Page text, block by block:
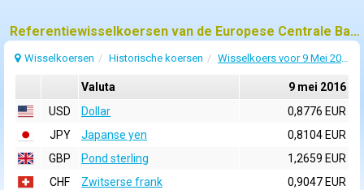
Referentiewisselkoersen van de Europese Centrale Bank (ECB) voor 9 mei 2016
Wisselkoersen Historische koersen Wisselkoers voor 9 Mei 2016
Valuta
9 mei 2016
USD
Dollar
0,8776 EUR
JPY
Japanse yen
0,8104 EUR
GBP
Pond sterling
1,2659 EUR
CHF
Zwitserse frank
0,9047 EUR